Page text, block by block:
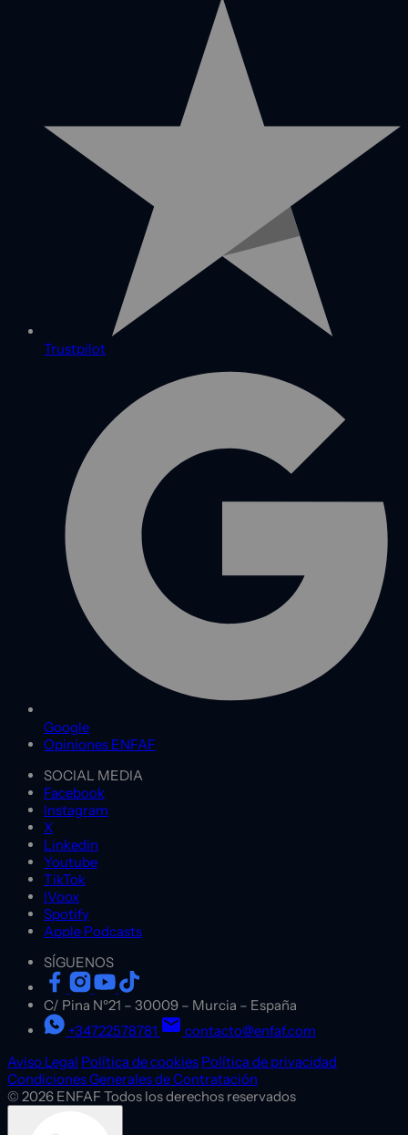
Trustpilot
Google
Opiniones ENFAF
SOCIAL MEDIA
Facebook
Instagram
X
Linkedin
Youtube
TikTok
IVoox
Spotify
Apple Podcasts
SÍGUENOS
C/ Pina Nº21 – 30009 – Murcia – España
+34722578781
contacto@enfaf.com
Aviso Legal Política de cookies Política de privacidad
Condiciones Generales de Contratación
© 2026 ENFAF Todos los derechos reservados